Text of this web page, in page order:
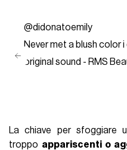
@didonatoemily
Never met a blush color i
original sound - RMS
La chiave per sfoggiare
troppo appariscenti o